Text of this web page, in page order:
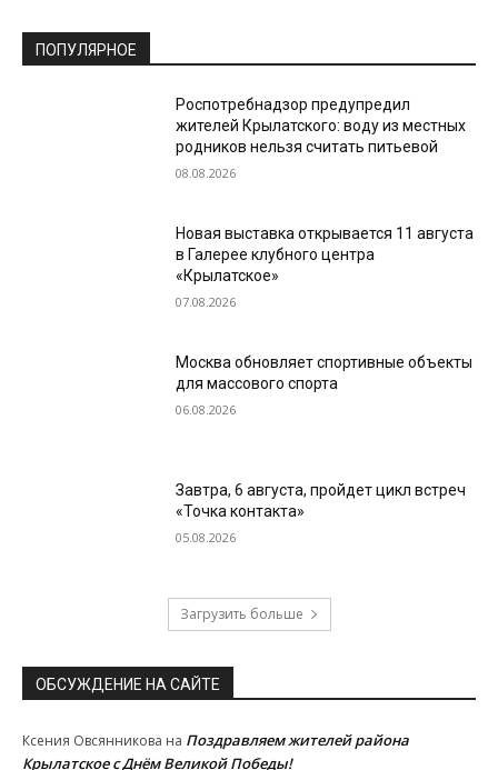
ПОПУЛЯРНОЕ
Роспотребнадзор предупредил
жителей Крылатского: воду из местных
родников нельзя считать питьевой
08.08.2026
Новая выставка открывается 11 августа
в Галерее клубного центра
«Крылатское»
07.08.2026
Москва обновляет спортивные объекты
для массового спорта
06.08.2026
Завтра, 6 августа, пройдет цикл встреч
«Точка контакта»
05.08.2026
Загрузить больше
ОБСУЖДЕНИЕ НА САЙТЕ
Ксения Овсянникова на Поздравляем жителей района
Крылатское с Днём Великой Победы!